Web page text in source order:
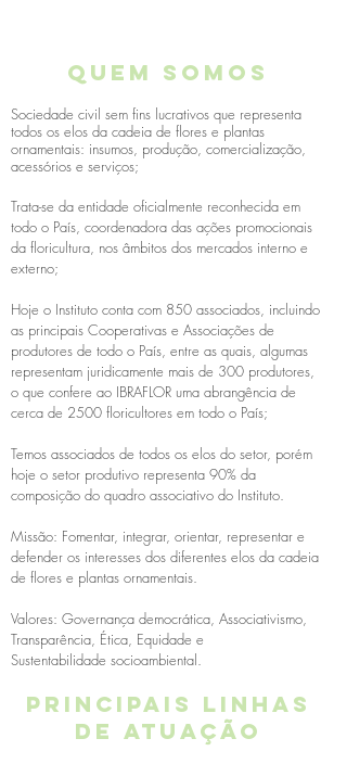
QUEM SOMOS
Sociedade civil sem fins lucrativos que representa
todos os elos da cadeia de flores e plantas
ornamentais: insumos, produção, comercialização,
acessórios e serviços;
Trata-se da entidade oficialmente reconhecida em
todo o País, coordenadora das ações promocionais
da floricultura, nos âmbitos dos mercados interno e
externo;
Hoje o Instituto conta com 850 associados, incluindo
as principais Cooperativas e Associações de
produtores de todo o País, entre as quais, algumas
representam juridicamente mais de 300 produtores,
o que confere ao IBRAFLOR uma abrangência de
cerca de 2500 floricultores em todo o País;
Temos associados de todos os elos do setor, porém
hoje o setor produtivo representa 90% da
composição do quadro associativo do Instituto.
Missão: Fomentar, integrar, orientar, representar e
defender os interesses dos diferentes elos da cadeia
de flores e plantas ornamentais.
Valores: Governança democrática, Associativismo,
Transparência, Ética, Equidade e
Sustentabilidade socioambiental.
Principais linhas
de atuação